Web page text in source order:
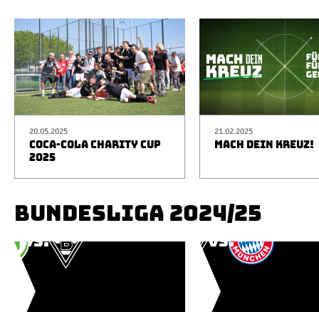
20.05.2025
COCA-COLA CHARITY CUP
2025
21.02.2025
MACH DEIN KREUZ!
BUNDESLIGA 2024/25